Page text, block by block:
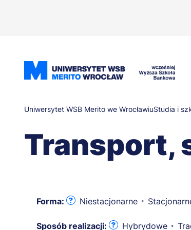
Ścieżka
nawigacyjna
Uniwersytet WSB Merito we WrocławiuStudia i
Transport,
Forma: Niestacjonarne
Sposób realizacji: Hybrydowe